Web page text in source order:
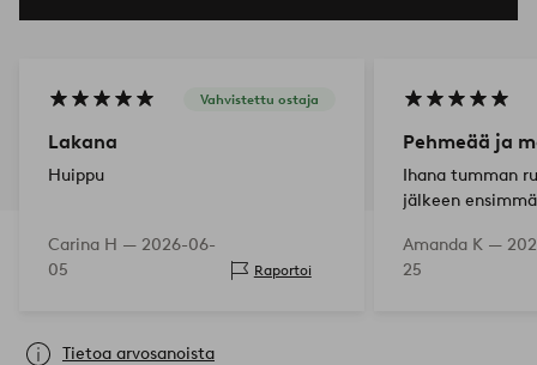
Vahvistettu ostaja
Lakana
Huippu
Carina H — 2026-06-
05
Raportoi
Pehmeää ja
Ihana tumman
jälkeen
jälkeen kangas
pehmeäksi sillä
Amanda K —
25
Tietoa arvosanoista